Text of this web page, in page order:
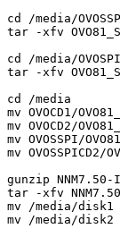
cd /media/
tar -xfv
cd /media/
tar -xfv
cd /media
mv OVOCD1/
mv OVOCD2/
mv OVOSSPI/
mv OVOSSPICD2/
gunzip
tar -xfv
mv /media/disk1 /
mv /media/disk2 /